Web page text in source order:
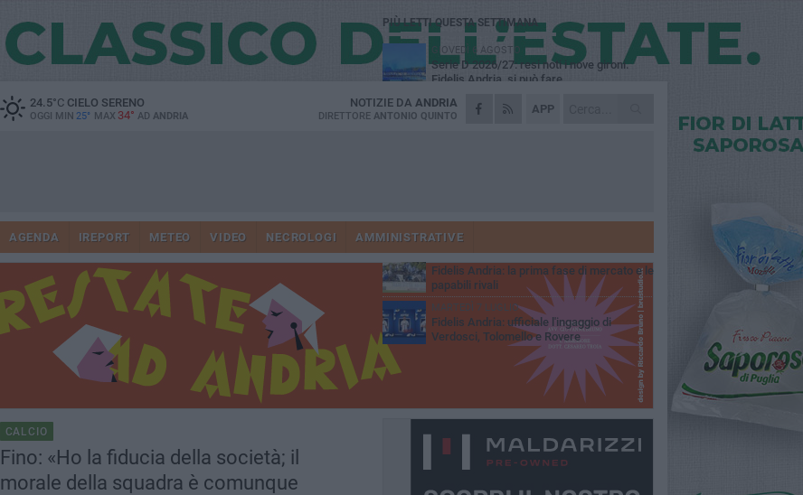
24.5°CCIELO SERENO
OGGI MIN 25° MAX 34° AD ANDRIA
APP
NOTIZIE DA ANDRIA
DIRETTORE ANTONIO QUINTO
AGENDA IREPORT METEO VIDEO NECROLOGI AMMINISTRATIVE
CALCIO
Fino: «Ho la fiducia della società; il
morale della squadra è comunque
PIÙ LETTI QUESTA SETTIMANA
GIOVEDÌ 6 AGOSTO
Serie D 2026/27: resi noti i nove gironi.
Fidelis Andria, si può fare...
VENERDÌ 31 LUGLIO
Fidelis Andria: squadra partita per il ritiro di
Fabio De Sanzo: "Quando ti chiama l'Andria
non puoi non rispondere".
SABATO 4 LUGLIO
Fidelis Andria: la prima fase di mercato e le
papabili rivali
MARTEDÌ 7 LUGLIO
Fidelis Andria: ufficiale l'ingaggio di
Verdosci, Tolomello e Rovere